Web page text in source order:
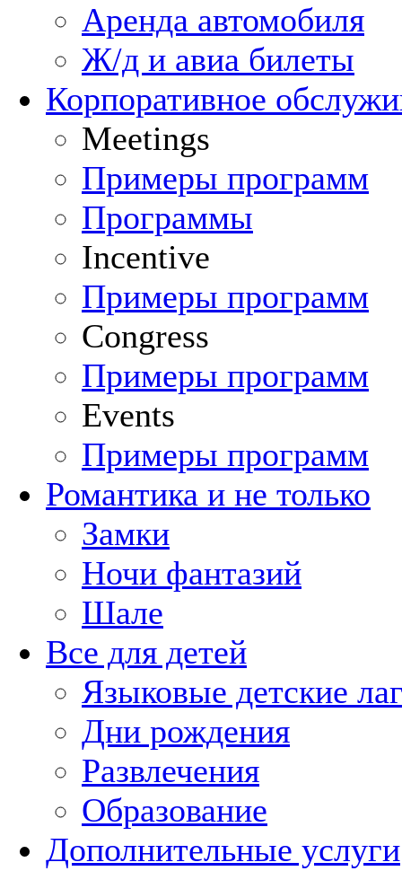
Аренда автомобиля
Ж/д и авиа билеты
Корпоративное
Meetings
Примеры программ
Программы
Incentive
Примеры программ
Congress
Примеры программ
Events
Примеры программ
Романтика и не только
Замки
Ночи фантазий
Шале
Все для детей
Языковые детские
Дни рождения
Развлечения
Образование
Дополнительные услуги